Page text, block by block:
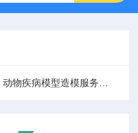
动物疾病模型造模服务